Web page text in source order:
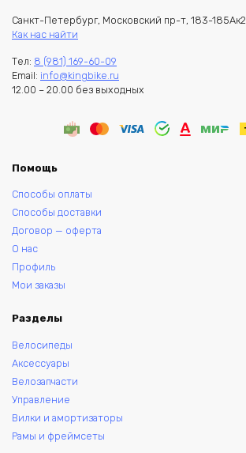
Санкт-Петербург, Московский пр-т, 183-185Ак2
Как нас найти
Тел: 8 (981) 169-60-09
Email: info@kingbike.ru
12.00 – 20.00 без выходных
Помощь
Способы оплаты
Способы доставки
Договор — оферта
О нас
Профиль
Мои заказы
Разделы
Велосипеды
Аксессуары
Велозапчасти
Управление
Вилки и амортизаторы
Рамы и фреймсеты